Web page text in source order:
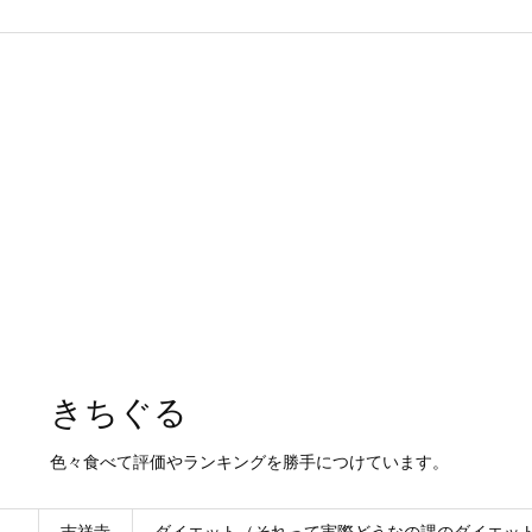
きちぐる
色々食べて評価やランキングを勝手につけています。